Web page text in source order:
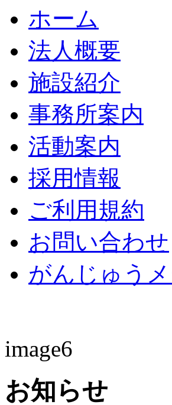
ホーム
法人概要
施設紹介
事務所案内
活動案内
採用情報
ご利用規約
お問い合わせ
がんじゅう
image6
お知らせ